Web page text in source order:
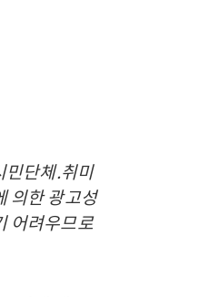
민단체.취미
의한 광고성
어려우므로